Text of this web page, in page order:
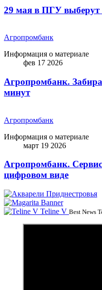
29 мая в ПГУ выберут
Агропромбанк
Информация о материале
фев 17 2026
Агропромбанк.
минут
Агропромбанк
Информация о материале
март 19 2026
Агропромбанк.
цифровом виде
Teline V Best News